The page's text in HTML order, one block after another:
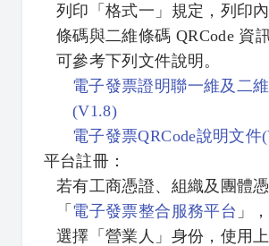
列印「格式一」規定，列印
條碼與二維條碼 QRCode 資
可參考下列文件說明。
電子發票證明聯一維及二
(V1.8)
電子發票QRCode說明文件
平台註冊：
若有工商憑證、組織及團體
「 電子發票整合服務平台 」
選擇「營業人」身份，使用